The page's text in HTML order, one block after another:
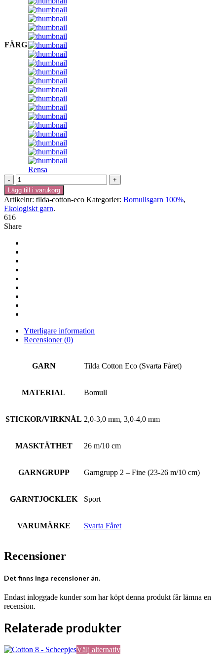
FÄRG
Rensa
Tilda
Cotton
Eco
-
Svarta
Fåret
mängd
Lägg till i varukorg
Artikelnr: tilda-cotton-eco Kategorier: Bomullsgarn 100%,
Ekologiskt garn.
616
Share
Ytterligare information
Recensioner (0)
GARN Tilda Cotton Eco (Svarta Fåret)
MATERIAL Bomull
STICKOR/VIRKNÅL 2,0-3,0 mm, 3,0-4,0 mm
MASKTÄTHET 26 m/10 cm
GARNGRUPP Garngrupp 2 – Fine (23-26 m/10 cm)
GARNTJOCKLEK Sport
VARUMÄRKE Svarta Fåret
Recensioner
Det finns inga recensioner än.
Endast inloggade kunder som har köpt denna produkt får lämna en
recension.
Relaterade produkter
Välj alternativDen